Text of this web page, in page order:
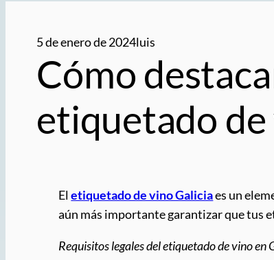
5 de enero de 2024luis
Cómo
etiquetado
Eletiquetado de vino Galiciaes un
aún más importante garantizar que tus
Requisitos legales del etiquetado de vino en